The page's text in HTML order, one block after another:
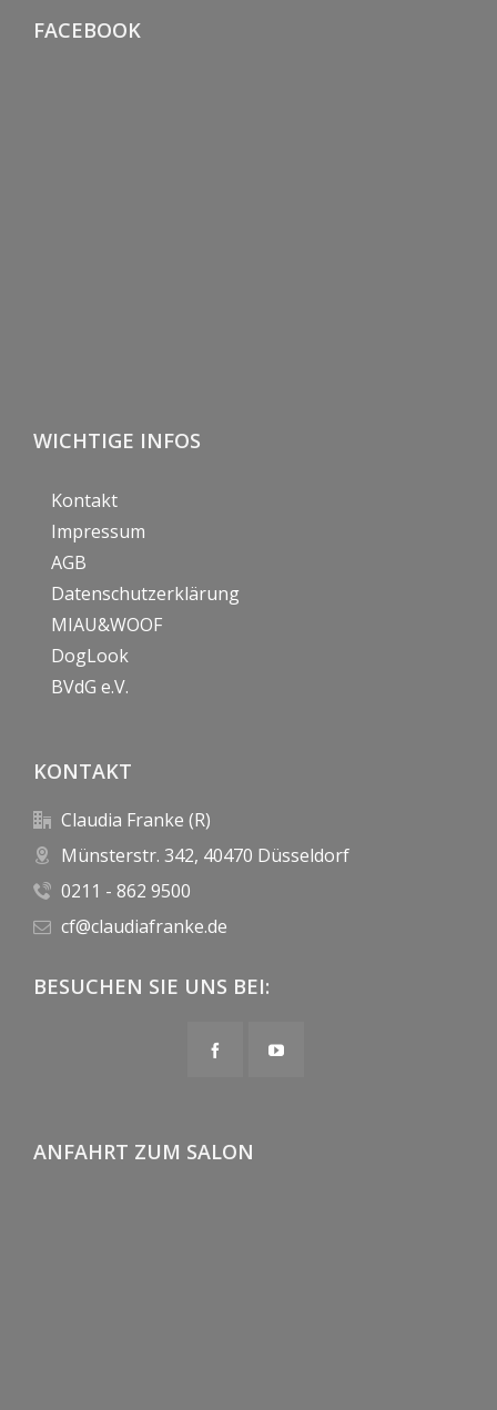
FACEBOOK
WICHTIGE INFOS
Kontakt
Impressum
AGB
Datenschutzerklärung
MIAU&WOOF
DogLook
BVdG e.V.
KONTAKT
Claudia Franke (R)
Münsterstr. 342, 40470 Düsseldorf
0211 - 862 9500
cf@claudiafranke.de
BESUCHEN SIE UNS BEI:
ANFAHRT ZUM SALON